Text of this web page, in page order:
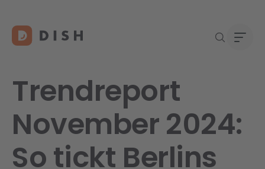
Über
Trendreport
November 2024:
So tickt Berlins